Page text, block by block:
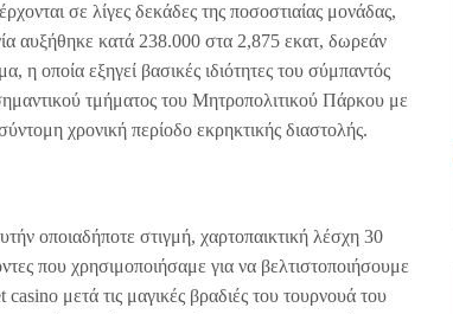
σε λίγες δεκάδες της ποσοστιαίας μονάδας,
αυξήθηκε κατά 238.000 στα 2,875 εκατ, δωρεάν
η οποία εξηγεί βασικές ιδιότητες του σύμπαντός
τμήματος του Μητροπολιτικού Πάρκου με
χρονική περίοδο εκρηκτικής διαστολής.
οποιαδήποτε στιγμή, χαρτοπαικτική λέσχη 30
που χρησιμοποιήσαμε για να βελτιστοποιήσουμε
μετά τις μαγικές βραδιές του τουρνουά του